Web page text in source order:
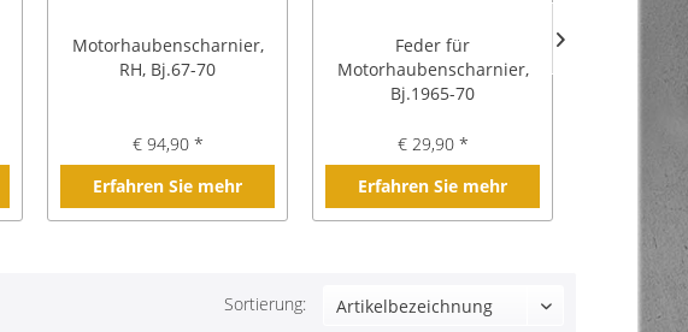
Motorhaubenscharnier,
RH, Bj.67-70
€ 94,90 *
Erfahren Sie mehr
Feder für
Motorhaubenscharnier,
Bj.1965-70
€ 29,90 *
Erfahren Sie mehr
Sortierung: